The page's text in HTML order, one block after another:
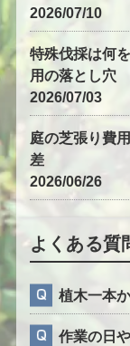
2026/07/10
特殊伐採は何
用の落とし穴
2026/07/03
庭の芝張り費
差
2026/06/26
よくある質
植木一本
作業の日